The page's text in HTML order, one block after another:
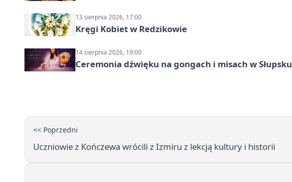
13 sierpnia 2026, 17:00
Kręgi Kobiet w Redzikowie
14 sierpnia 2026, 19:00
Ceremonia dźwięku na gongach i misach w Słupsku
<< Poprzedni
Uczniowie z Kończewa wrócili z Izmiru z lekcją kultury i historii